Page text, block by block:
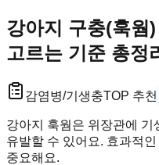
강아지 구충(훅웜
고르는 기준 총정
감염병/기생충TOP 추천
강아지 훅웜은 위장관에 기
유발할 수 있어요. 효과적
중요해요.